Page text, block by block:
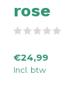
rose
€24,99
Incl. btw